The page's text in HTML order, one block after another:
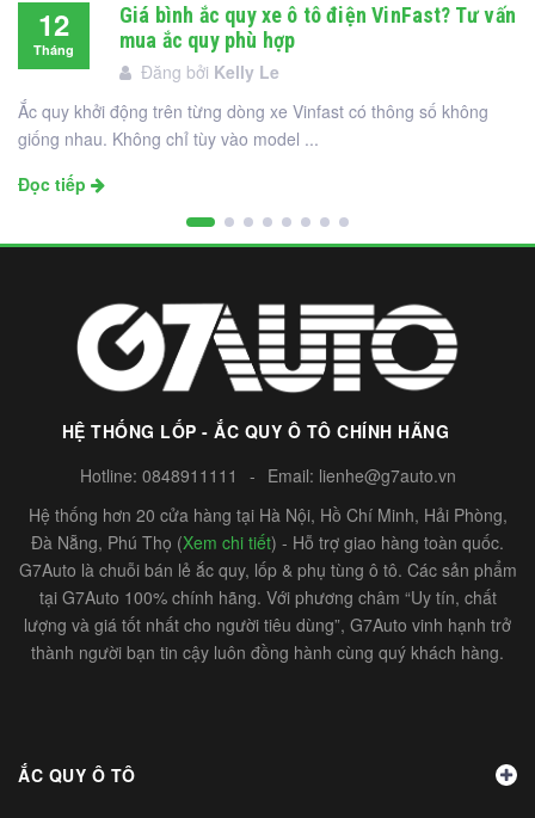
12
Tháng
Giá bình ắc quy xe ô tô điện VinFast? Tư vấn
mua ắc quy phù hợp
Đăng bởi Kelly Le
Ắc quy khởi động trên từng dòng xe Vinfast có thông số không
giống nhau. Không chỉ tùy vào model ...
Đọc tiếp
HỆ THỐNG LỐP - ẮC QUY Ô TÔ CHÍNH HÃNG
Hotline: 0848911111 - Email: lienhe@g7auto.vn
Hệ thống hơn 20 cửa hàng tại Hà Nội, Hồ Chí Minh, Hải Phòng,
Đà Nẵng, Phú Thọ (Xem chi tiết) - Hỗ trợ giao hàng toàn quốc.
G7Auto là chuỗi bán lẻ ắc quy, lốp & phụ tùng ô tô. Các sản phẩm
tại G7Auto 100% chính hãng. Với phương châm “Uy tín, chất
lượng và giá tốt nhất cho người tiêu dùng”, G7Auto vinh hạnh trở
thành người bạn tin cậy luôn đồng hành cùng quý khách hàng.
ẮC QUY Ô TÔ